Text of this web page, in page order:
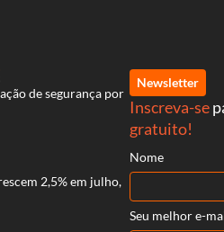
de segurança por
2,5% em julho,
Newsletter
Inscreva-se
gratuito!
Nome
Seu melhor e-